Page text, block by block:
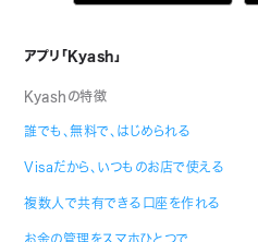
アプリ「Kyash」
Kyashの特徴
誰でも、無料で、はじめられる
Visaだから、いつものお店で使える
複数人で共有できる口座を作れる
お金の管理をスマホひとつで